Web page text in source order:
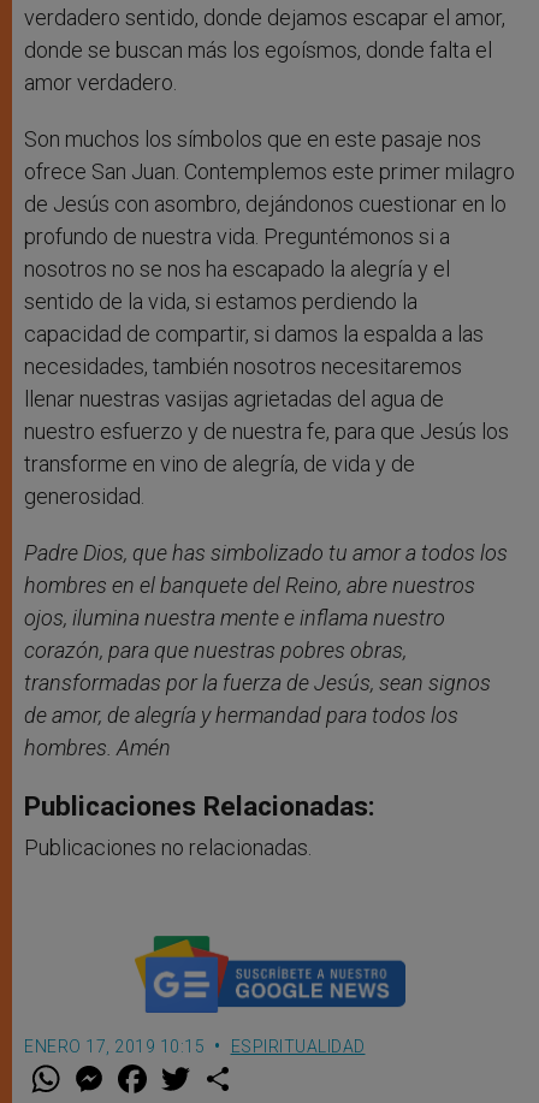
verdadero sentido, donde dejamos escapar el amor,
donde se buscan más los egoísmos, donde falta el
amor verdadero.
Son muchos los símbolos que en este pasaje nos
ofrece San Juan. Contemplemos este primer milagro
de Jesús con asombro, dejándonos cuestionar en lo
profundo de nuestra vida. Preguntémonos si a
nosotros no se nos ha escapado la alegría y el
sentido de la vida, si estamos perdiendo la
capacidad de compartir, si damos la espalda a las
necesidades, también nosotros necesitaremos
llenar nuestras vasijas agrietadas del agua de
nuestro esfuerzo y de nuestra fe, para que Jesús los
transforme en vino de alegría, de vida y de
generosidad.
Padre Dios, que has simbolizado tu amor a todos los
hombres en el banquete del Reino, abre nuestros
ojos, ilumina nuestra mente e inflama nuestro
corazón, para que nuestras pobres obras,
transformadas por la fuerza de Jesús, sean signos
de amor, de alegría y hermandad para todos los
hombres. Amén
Publicaciones Relacionadas:
Publicaciones no relacionadas.
ENERO 17, 2019 10:15 ESPIRITUALIDAD
W M
e
F
a w